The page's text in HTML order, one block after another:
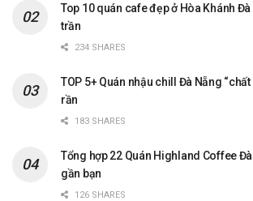
Top 10 quán cafe đẹp ở Hòa Khánh
trần
234 SHARES
TOP 5+ Quán nhậu chill Đà Nẵng
rần
183 SHARES
Tổng hợp 22 Quán Highland Coffee
gần bạn
126 SHARES